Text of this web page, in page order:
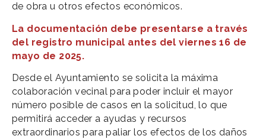
de obra u otros efectos económicos.
La documentación debe presentarse a través
del registro municipal antes del viernes 16 de
mayo de 2025.
Desde el Ayuntamiento se solicita la máxima
colaboración vecinal para poder incluir el mayor
número posible de casos en la solicitud, lo que
permitirá acceder a ayudas y recursos
extraordinarios para paliar los efectos de los daños